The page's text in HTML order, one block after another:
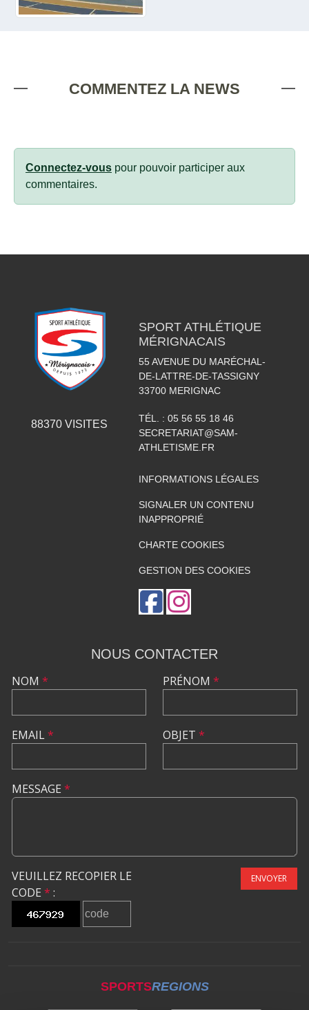
COMMENTEZ LA NEWS
Connectez-vous pour pouvoir participer aux
commentaires.
88370VISITES
SPORT ATHLÉTIQUE
MÉRIGNACAIS
55 AVENUE DU MARÉCHAL-
DE-LATTRE-DE-TASSIGNY
33700 MERIGNAC
TÉL. : 05 56 55 18 46
SECRETARIAT@SAM-
ATHLETISME.FR
INFORMATIONS LÉGALES
SIGNALER UN CONTENU
INAPPROPRIÉ
CHARTE COOKIES
GESTION DES COOKIES
NOUS CONTACTER
NOM *
EMAIL*
PRÉNOM *
OBJET *
MESSAGE *
VEUILLEZ RECOPIER LE
CODE * :
ENVOYER
SPORTSREGIONS